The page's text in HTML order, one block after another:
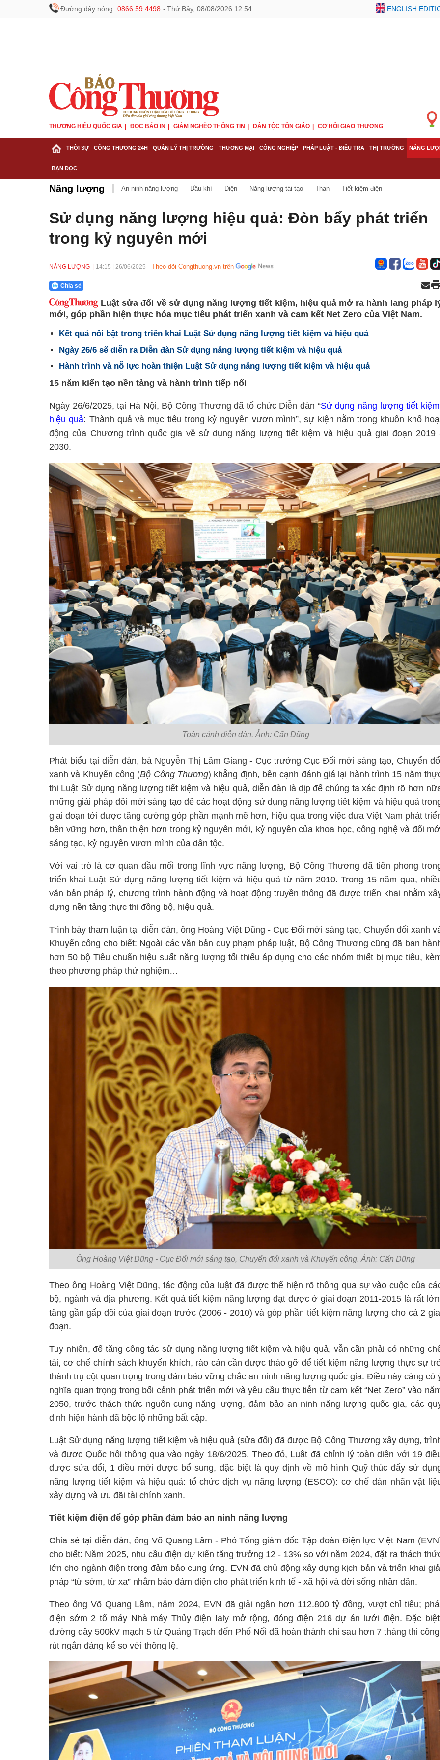
Đường dây nóng: 0866.59.4498 - Thứ Bảy, 08/08/2026 12:54 ENGLISH
THƯƠNG HIỆU QUỐC GIA ĐỌC BÁO IN GIẢM NGHÈO THÔNG TIN DÂN TỘC TÔN GIÁO CƠ HỘI GIAO THƯƠNG
THỜI SỰ CÔNG THƯƠNG 24H QUẢN LÝ THỊ TRƯỜNG THƯƠNG MẠI CÔNG NGHIỆP PHÁP LUẬT - ĐIỀU TRA THỊ TRƯỜNG NĂNG
BẠN ĐỌC
Năng lượng An ninh năng lượng Dầu khí Điện Năng lượng tái tạo Than Tiết kiệm điện
Sử dụng năng lượng hiệu quả: Đòn bẩy phát triển
trong kỷ nguyên mới
NĂNG LƯỢNG 14:15 26/06/2025 Theo dõi Congthuong.vn trên
Chia sẻ
Luật sửa đổi về sử dụng năng lượng tiết kiệm, hiệu quả mở ra hành lang pháp
mới, góp phần hiện thực hóa mục tiêu phát triển xanh và cam kết Net Zero của Việt Nam.
Kết quả nổi bật trong triển khai Luật Sử dụng năng lượng tiết kiệm và hiệu quả
Ngày 26/6 sẽ diễn ra Diễn đàn Sử dụng năng lượng tiết kiệm và hiệu quả
Hành trình và nỗ lực hoàn thiện Luật Sử dụng năng lượng tiết kiệm và hiệu quả
15 năm kiến tạo nền tảng và hành trình tiếp nối
Ngày 26/6/2025, tại Hà Nội, Bộ Công Thương đã tổ chức Diễn đàn “Sử dụng năng lượng tiết
hiệu quả: Thành quả và mục tiêu trong kỷ nguyên vươn mình”, sự kiện nằm trong khuôn khổ
động của Chương trình quốc gia về sử dụng năng lượng tiết kiệm và hiệu quả giai đoạn 2019
2030.
Toàn cảnh diễn đàn. Ảnh: Cấn Dũng
Phát biểu tại diễn đàn, bà Nguyễn Thị Lâm Giang - Cục trưởng Cục Đổi mới sáng tạo, Chuyển
xanh và Khuyến công (Bộ Công Thương) khẳng định, bên cạnh đánh giá lại hành trình 15 năm
thi Luật Sử dụng năng lượng tiết kiệm và hiệu quả, diễn đàn là dịp để chúng ta xác định rõ hơn
những giải pháp đổi mới sáng tạo để các hoạt động sử dụng năng lượng tiết kiệm và hiệu quả
giai đoạn tới được tăng cường góp phần mạnh mẽ hơn, hiệu quả trong việc đưa Việt Nam phát
bền vững hơn, thân thiện hơn trong kỷ nguyên mới, kỷ nguyên của khoa học, công nghệ và đổi
sáng tạo, kỷ nguyên vươn mình của dân tộc.
Với vai trò là cơ quan đầu mối trong lĩnh vực năng lượng, Bộ Công Thương đã tiên phong
triển khai Luật Sử dụng năng lượng tiết kiệm và hiệu quả từ năm 2010. Trong 15 năm qua,
văn bản pháp lý, chương trình hành động và hoạt động truyền thông đã được triển khai nhằm
dựng nền tảng thực thi đồng bộ, hiệu quả.
Trình bày tham luận tại diễn đàn, ông Hoàng Việt Dũng - Cục Đổi mới sáng tạo, Chuyển đổi xanh
Khuyến công cho biết: Ngoài các văn bản quy phạm pháp luật, Bộ Công Thương cũng đã ban
hơn 50 bộ Tiêu chuẩn hiệu suất năng lượng tối thiểu áp dụng cho các nhóm thiết bị mục tiêu,
theo phương pháp thử nghiệm…
Ông Hoàng Việt Dũng - Cục Đổi mới sáng tạo, Chuyển đổi xanh và Khuyến công. Ảnh: Cấn Dũng
Theo ông Hoàng Việt Dũng, tác động của luật đã được thể hiện rõ thông qua sự vào cuộc của
bộ, ngành và địa phương. Kết quả tiết kiệm năng lượng đạt được ở giai đoạn 2011-2015 là rất
tăng gần gấp đôi của giai đoạn trước (2006 - 2010) và góp phần tiết kiệm năng lượng cho cả 2
đoạn.
Tuy nhiên, để tăng công tác sử dụng năng lượng tiết kiệm và hiệu quả, vẫn cần phải có những
tài, cơ chế chính sách khuyến khích, rào cản cần được tháo gỡ để tiết kiệm năng lượng thực sự
thành trụ cột quan trọng trong đảm bảo vững chắc an ninh năng lượng quốc gia. Điều này càng có
nghĩa quan trọng trong bối cảnh phát triển mới và yêu cầu thực tiễn từ cam kết “Net Zero” vào
2050, trước thách thức nguồn cung năng lượng, đảm bảo an ninh năng lượng quốc gia, các
định hiện hành đã bộc lộ những bất cập.
Luật Sử dụng năng lượng tiết kiệm và hiệu quả (sửa đổi) đã được Bộ Công Thương xây dựng,
và được Quốc hội thông qua vào ngày 18/6/2025. Theo đó, Luật đã chỉnh lý toàn diện với 19
được sửa đổi, 1 điều mới được bổ sung, đặc biệt là quy định về mô hình Quỹ thúc đẩy sử
năng lượng tiết kiệm và hiệu quả; tổ chức dịch vụ năng lượng (ESCO); cơ chế dán nhãn vật
xây dựng và ưu đãi tài chính xanh.
Tiết kiệm điện để góp phần đảm bảo an ninh năng lượng
Chia sẻ tại diễn đàn, ông Võ Quang Lâm - Phó Tổng giám đốc Tập đoàn Điện lực Việt Nam
cho biết: Năm 2025, nhu cầu điện dự kiến tăng trưởng 12 - 13% so với năm 2024, đặt ra thách
lớn cho ngành điện trong đảm bảo cung ứng. EVN đã chủ động xây dựng kịch bản và triển khai
pháp “từ sớm, từ xa” nhằm bảo đảm điện cho phát triển kinh tế - xã hội và đời sống nhân dân.
Theo ông Võ Quang Lâm, năm 2024, EVN đã giải ngân hơn 112.800 tỷ đồng, vượt chỉ tiêu;
điện sớm 2 tổ máy Nhà máy Thủy điện Ialy mở rộng, đóng điện 216 dự án lưới điện. Đặc
đường dây 500kV mạch 5 từ Quảng Trạch đến Phố Nối đã hoàn thành chỉ sau hơn 7 tháng thi
rút ngắn đáng kể so với thông lệ.